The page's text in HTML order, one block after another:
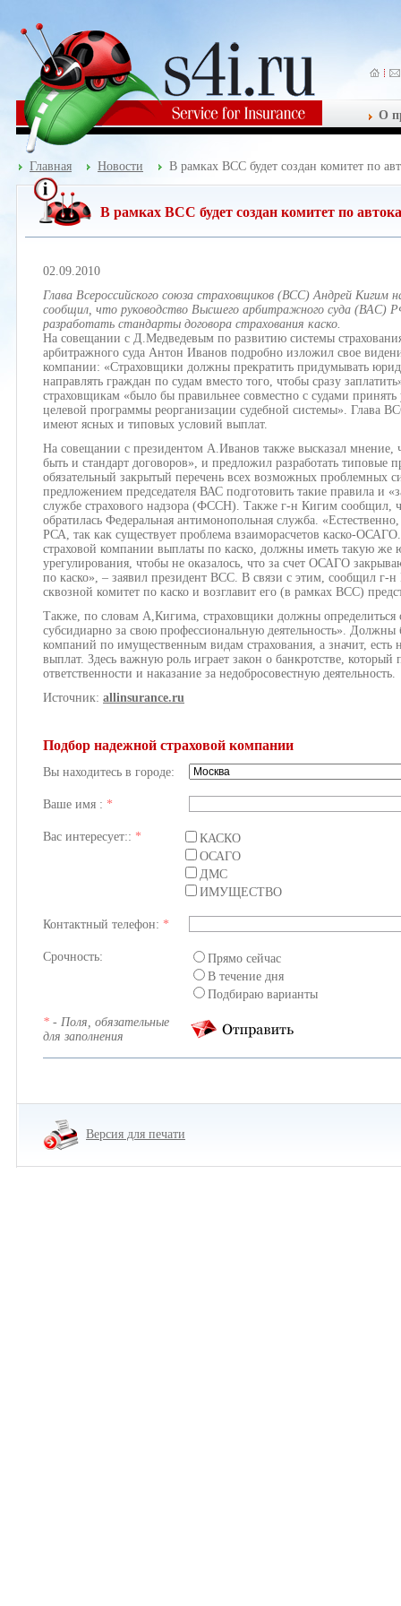
О
Главная Новости В рамках ВСС будет создан комитет по
В рамках ВСС будет создан комитет по
02.09.2010
Глава Всероссийского союза страховщиков (ВСС) Андрей Кигим
сообщил, что руководство Высшего арбитражного суда (ВАС)
разработать стандарты договора страхования каско.
На совещании с Д.Медведевым по развитию системы
арбитражного суда Антон Иванов подробно изложил свое
компании: «Страховщики должны прекратить придумывать
направлять граждан по судам вместо того, чтобы сразу
страховщикам «было бы правильнее совместно с судами принять
целевой программы реорганизации судебной системы». Глава
имеют ясных и типовых условий выплат.
На совещании с президентом А.Иванов также высказал мнение,
быть и стандарт договоров», и предложил разработать типовые
обязательный закрытый перечень всех возможных проблемных
предложением председателя ВАС подготовить такие правила и
службе страхового надзора (ФССН). Также г-н Кигим сообщил,
обратилась Федеральная антимонопольная служба. «Естественно,
РСА, так как существует проблема взаиморасчетов каско-
страховой компании выплаты по каско, должны иметь такую же
урегулирования, чтобы не оказалось, что за счет ОСАГО
по каско», – заявил президент ВСС. В связи с этим, сообщил г-
сквозной комитет по каско и возглавит его (в рамках ВСС)
Также, по словам А,Кигима, страховщики должны определиться
субсидиарно за свою профессиональную деятельность». Должны
компаний по имущественным видам страхования, а значит, есть
выплат. Здесь важную роль играет закон о банкротстве, который
ответственности и наказание за недобросовестную деятельность.
Источник: allinsurance.ru
Подбор надежной страховой компании
Вы находитесь в городе:
Ваше имя : *
Вас интересует:: *
КАСКО
ОСАГО
ДМС
ИМУЩЕСТВО
Контактный телефон: *
Срочность:
Прямо сейчас
В течение дня
Подбираю варианты
* - Поля, обязательные
для заполнения
Версия для печати